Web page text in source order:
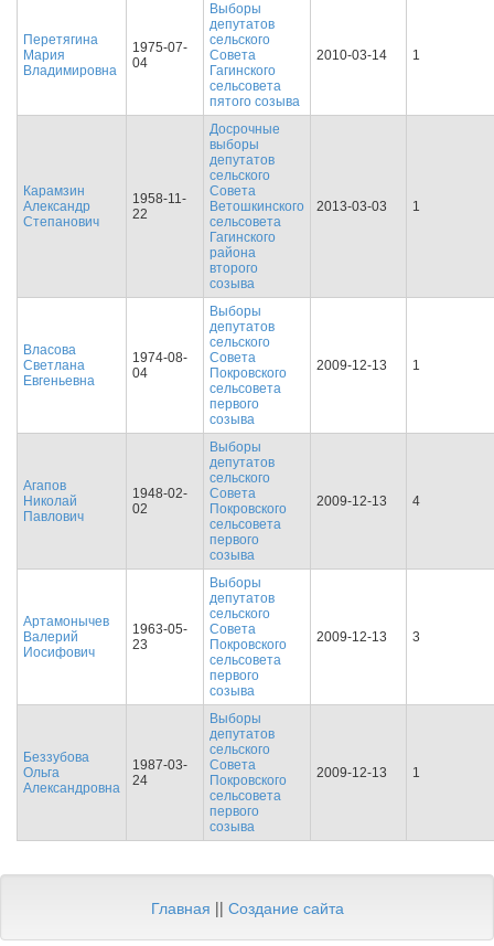
Перетягина
Мария
Владимировна
1975-07-
04
Выборы
депутатов
сельского
Совета
Гагинского
сельсовета
пятого созыва
2010-03-14 1
Карамзин
Александр
Степанович
1958-11-
22
Досрочные
выборы
депутатов
сельского
Совета
Ветошкинского
сельсовета
Гагинского
района
второго
созыва
2013-03-03 1
Власова
Светлана
Евгеньевна
1974-08-
04
Выборы
депутатов
сельского
Совета
Покровского
сельсовета
первого
созыва
2009-12-13 1
Агапов
Николай
Павлович
1948-02-
02
Выборы
депутатов
сельского
Совета
Покровского
сельсовета
первого
созыва
2009-12-13 4
Артамонычев
Валерий
Иосифович
1963-05-
23
Выборы
депутатов
сельского
Совета
Покровского
сельсовета
первого
созыва
2009-12-13 3
Беззубова
Ольга
Александровна
1987-03-
24
Выборы
депутатов
сельского
Совета
Покровского
сельсовета
первого
созыва
2009-12-13 1
Главная || Создание сайта